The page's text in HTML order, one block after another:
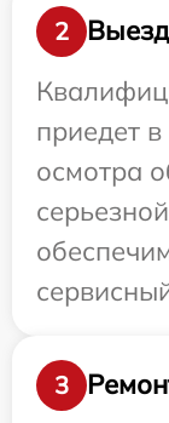
2
приедет
осмотра
3